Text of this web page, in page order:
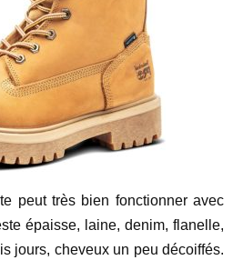
peut très bien fonctionner avec
épaisse, laine, denim, flanelle,
jours, cheveux un peu décoiffés.